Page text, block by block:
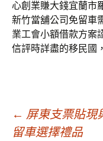
心創業賺大錢宜蘭市
新竹當舖公司免留車
業工會小額借款方案
信評時詳盡的移民國，
文
← 屏東支票貼現
留車選擇禮品